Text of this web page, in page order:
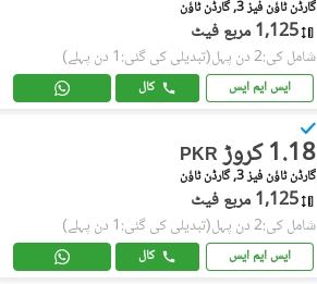
گارڈن ٹاؤن فیز 3, گارڈن ٹاؤن
1,125 مربع فیٹ
شامل کی:2 دن پہل (تبدیلی کی گئی:1 دن پہلے)
ایس ایم ایس کال
PKR 1.18 کروڑ
گارڈن ٹاؤن فیز 3, گارڈن ٹاؤن
1,125 مربع فیٹ
شامل کی:2 دن پہل (تبدیلی کی گئی:1 دن پہلے)
ایس ایم ایس کال